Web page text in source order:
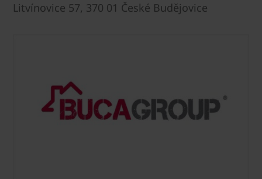
Litvínovice 57, 370 01 České Budějovice